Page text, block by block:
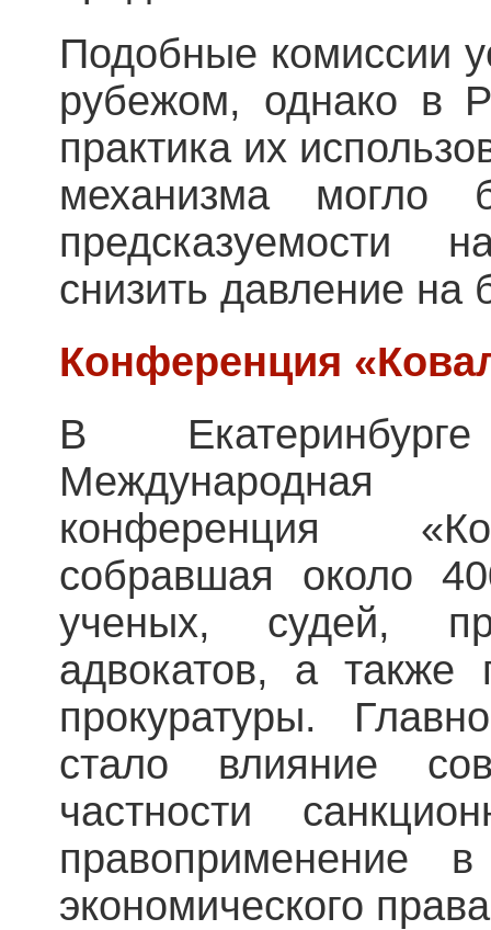
Подобные комиссии
рубежом, однако в
практика их
механизма могло
предсказуемости
снизить давление на
Конференция
В
Международная
конференция
собравшая около
ученых, судей,
адвокатов, а также
прокуратуры.
стало влияние
частности
правоприменение
экономического